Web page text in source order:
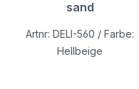
sand
Artnr: DELI-560 / Farbe:
Hellbeige